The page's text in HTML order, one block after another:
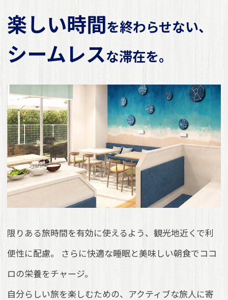
楽しい時間を終わらせない、
シームレスな滞在を。
限りある旅時間を有効に使えるよう、観光地近くで利
便性に配慮。
さらに快適な睡眠と美味しい朝食でココ
ロの栄養をチャージ。
自分らしい旅を楽しむための、アクティブな旅人に寄